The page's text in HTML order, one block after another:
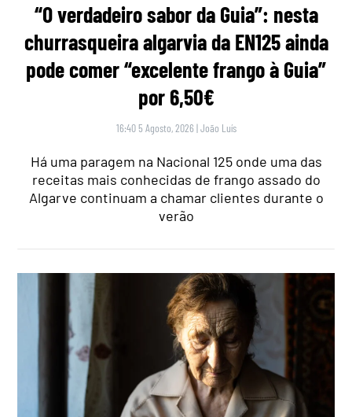
“O verdadeiro sabor da Guia”: nesta
churrasqueira algarvia da EN125 ainda
pode comer “excelente frango à Guia”
por 6,50€
16:40 5 Agosto, 2026 |João Luís
Há uma paragem na Nacional 125 onde uma das
receitas mais conhecidas de frango assado do
Algarve continuam a chamar clientes durante o
verão